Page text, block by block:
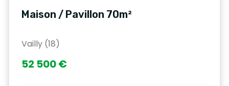
Maison / Pavillon 70m²
Vailly (18)
52 500 €